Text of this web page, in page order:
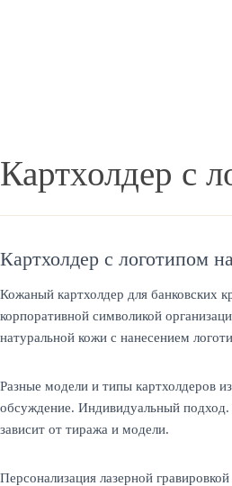
Картхолдер с
Картхолдер с логотипом
Кожаный картхолдер для банковских
корпоративной символикой
натуральной кожи с нанесением
Разные модели и типы картхолдеров
обсуждение. Индивидуальный подход.
зависит от тиража и модели.
Персонализация лазерной